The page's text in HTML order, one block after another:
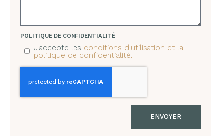
POLITIQUE DE CONFIDENTIALITÉ
J'accepte les conditions d'utilisation et la
politique de confidentialité.
ENVOYER